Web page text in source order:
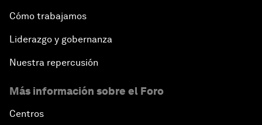
Cómo trabajamos
Liderazgo y gobernanza
Nuestra repercusión
Más información sobre el Foro
Centros